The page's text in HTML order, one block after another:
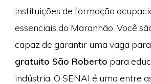
instituições de formação
essenciais do Maranhão. Você
capaz de garantir uma vaga
gratuito São Roberto para
indústria. O SENAI é uma entre